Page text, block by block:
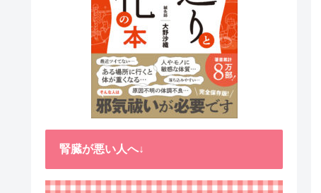
腎臓が悪い人へ↓